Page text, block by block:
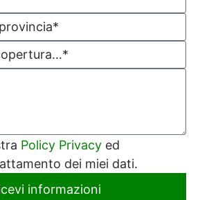
Policy Privacy ed
dei miei dati.
informazioni